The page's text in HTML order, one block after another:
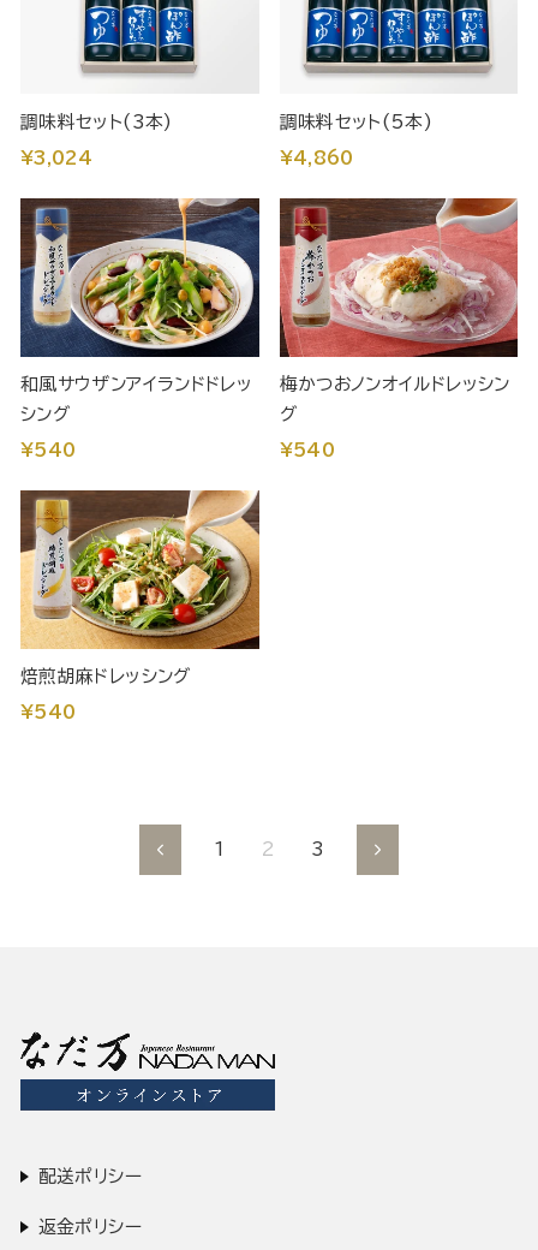
調味料セット(3本)
¥3,024
調味料セット(5本)
¥4,860
和風サウザンアイランドドレッ
シング
¥540
梅かつおノンオイルドレッシン
グ
¥540
焙煎胡麻ドレッシング
¥540
前
へ
1 2 3
次
へ
配送ポリシー
返金ポリシー